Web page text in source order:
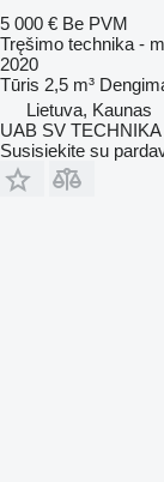
5 000 € Be PVM
Tręšimo technika -
2020
Tūris 2,5 m³
Lietuva, Kaunas
UAB SV TECHNIKA
Susisiekite su